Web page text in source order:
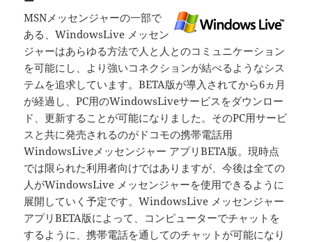
MSNメッセンジャーの一部で
ある、WindowsLive メッセン
ジャーはあらゆる方法で人と人とのコミュニケーション
を可能にし、より強いコネクションが結べるようなシス
テムを追求しています。BETA版が導入されてから6ヵ月
が経過し、PC用のWindowsLiveサービスをダウンロー
ド、更新することが可能になりました。そのPC用サービ
スと共に発売されるのがドコモの携帯電話用
WindowsLiveメッセンジャー アプリBETA版。現時点
では限られた利用者向けではありますが、今後は全ての
人がWindowsLive メッセンジャーを使用できるように
展開していく予定です。WindowsLive メッセンジャー
アプリBETA版によって、コンピューターでチャットを
するように、携帯電話を通してのチャットが可能になり